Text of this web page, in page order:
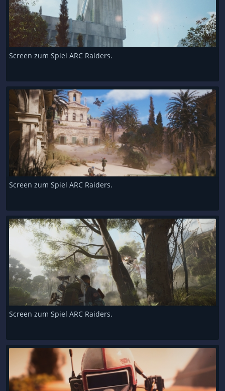
Screen zum Spiel ARC Raiders.
Screen zum Spiel ARC Raiders.
Screen zum Spiel ARC Raiders.